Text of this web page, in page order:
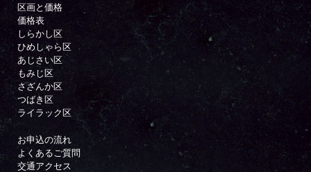
区画と価格
価格表
しらかし区
ひめしゃら区
あじさい区
もみじ区
さざんか区
つばき区
ライラック区
お申込の流れ
よくあるご質問
交通アクセス